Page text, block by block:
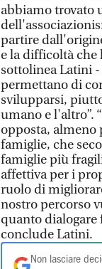
abbiamo trovato
partire
e la difficoltà che
sottolinea Latini
permettano di
svilupparsi,
umano e l'altro”.
opposta, almeno
famiglie, che
famiglie più
affettiva per i
ruolo di
nostro percorso
quanto dialogare
conclude Latini.
Non lasciare